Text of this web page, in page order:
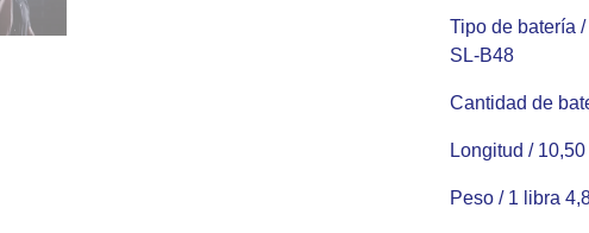
Tipo de batería /
SL-B48
Cantidad de
Longitud /
Peso / 1 libra